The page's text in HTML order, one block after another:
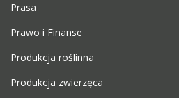
Prasa
Prawo i Finanse
Produkcja roślinna
Produkcja zwierzęca